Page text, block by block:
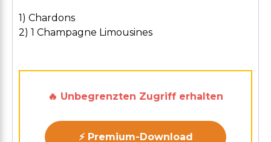
1) Chardons
2) 1 Champagne Limousines
🔥 Unbegrenzten Zugriff erhalten
⚡ Premium-Download